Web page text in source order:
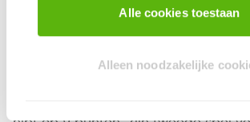
Alle cookies toestaan
Alleen noodzakelijke
alle erts! Grrrr! … Nog steeds
een pittige strijd leveren aan zijn